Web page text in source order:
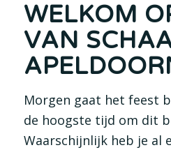
WELKOM
VAN
Morgen gaat het feest
de hoogste tijd om dit
Waarschijnlijk heb je al